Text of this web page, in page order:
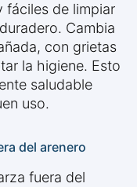
fáciles de limpiar
Cambia
con grietas
la higiene. Esto
saludable
uso.
del arenero
fuera del